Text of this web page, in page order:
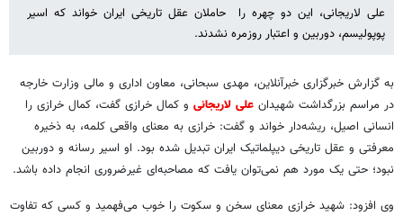
علی لاریجانی، این دو چهره را حاملان عقل تاریخی ایران خواند که اسیر
پوپولیسم، دوربین و اعتبار روزمره نشدند.
به گزارش خبرگزاری خبرآنلاین، مهدی سبحانی، معاون اداری و مالی وزارت خارجه
در مراسم بزرگداشت شهیدان علی لاریجانی و کمال خرازی گفت، کمال خرازی را
انسانی اصیل، ریشه‌دار خواند و گفت: خرازی به معنای واقعی کلمه، به ذخیره
معرفتی و عقل تاریخی دیپلماتیک ایران تبدیل شده بود. او اسیر رسانه و دوربین
نبود؛ حتی یک مورد هم نمی‌توان یافت که مصاحبه‌ای غیرضروری انجام داده باشد.
وی افزود: شهید خرازی معنای سخن و سکوت را خوب می‌فهمید و کسی که تفاوت